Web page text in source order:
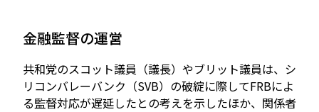
金融監督の運営
共和党のスコット議員（議長）やブリット議員は、シ
リコンバレーバンク（SVB）の破綻に際してFRBによ
る監督対応が遅延したとの考えを示したほか、関係者